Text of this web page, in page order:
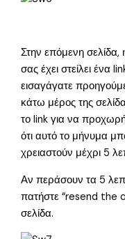
Στην επόμενη σελίδα,
σας έχει στείλει ένα
εισαγάγατε
κάτω μέρος της
το link για να
ότι αυτό το μήνυμα
χρειαστούν μέχρι 5
Αν περάσουν τα 5
πατήστε “resend the
σελίδα.